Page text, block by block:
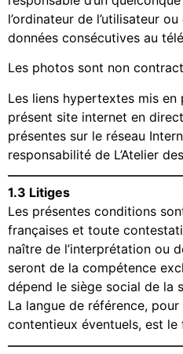
l’ordinateur de l’utilisateur
données consécutives au
Les photos sont non
Les liens hypertextes mis en
présent site internet en
présentes sur le réseau
responsabilité de L’Atelier
1.3 Litiges
Les présentes conditions
françaises et toute
naître de l’interprétation ou
seront de la compétence
dépend le siège social de la
La langue de référence,
contentieux éventuels, est le